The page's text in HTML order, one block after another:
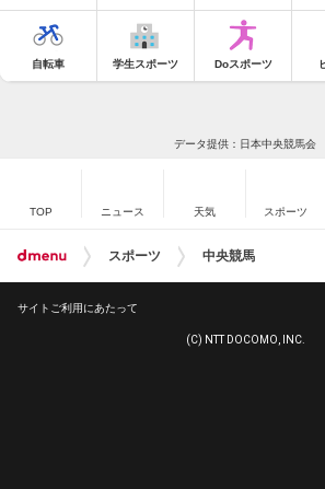
自転車 学生スポーツ Doスポーツ
データ提供：日本中央競馬会
TOP ニュース 天気 スポーツ
スポーツ 中央競馬
サイトご利用にあたって
(C) NTT DOCOMO, INC.